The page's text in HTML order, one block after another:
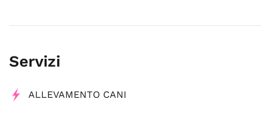
Servizi
ALLEVAMENTO CANI